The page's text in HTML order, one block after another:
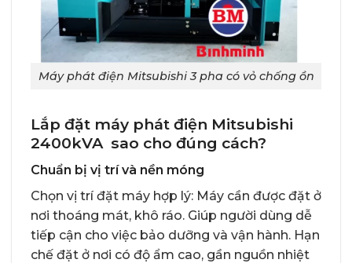
Máy phát điện Mitsubishi 3 pha có vỏ chống ồn
Lắp đặt máy phát điện Mitsubishi
2400kVA sao cho đúng cách?
Chuẩn bị vị trí và nền móng
Chọn vị trí đặt máy hợp lý: Máy cần được đặt ở
nơi thoáng mát, khô ráo. Giúp người dùng dễ
tiếp cận cho việc bảo dưỡng và vận hành. Hạn
chế đặt ở nơi có độ ẩm cao, gần nguồn nhiệt